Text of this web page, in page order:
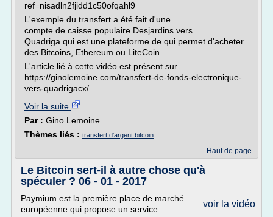
ref=nisadln2fjidd1c50ofqahl9
L'exemple du transfert a été fait d'une
compte de caisse populaire Desjardins vers
Quadriga qui est une plateforme de qui permet d'acheter
des Bitcoins, Ethereum ou LiteCoin
L'article lié à cette vidéo est présent sur
https://ginolemoine.com/transfert-de-fonds-electronique-
vers-quadrigacx/
Voir la suite
Par : Gino Lemoine
Thèmes liés : transfert d'argent bitcoin
Haut de page
Le Bitcoin sert-il à autre chose qu'à
spéculer ? 06 - 01 - 2017
voir la vidéo
Paymium est la première place de marché
européenne qui propose un service